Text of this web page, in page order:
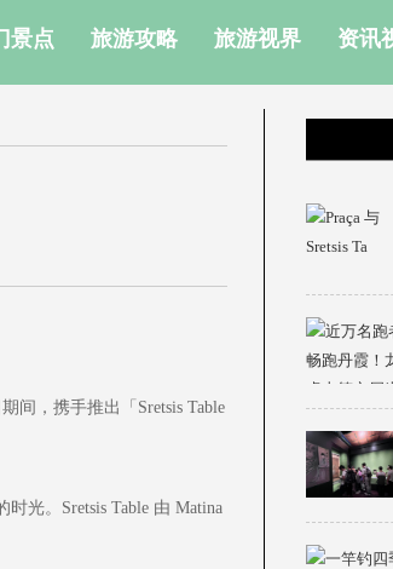
景点 旅游攻略 旅游视界 资讯
间，携手推出「Sretsis Table
光。Sretsis Table 由 Matina